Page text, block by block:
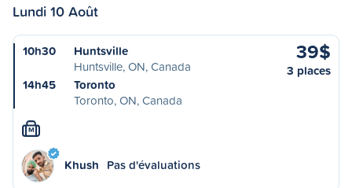
Lundi 10 Août
10h30
Huntsville
Huntsville, ON, Canada
14h45
Toronto
Toronto, ON, Canada
39$
3 places
M
Khush Pas d'évaluations